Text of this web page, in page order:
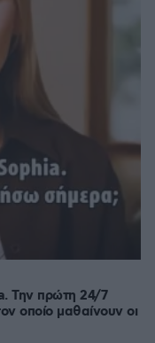
Την πρώτη 24/7
οποίο μαθαίνουν οι